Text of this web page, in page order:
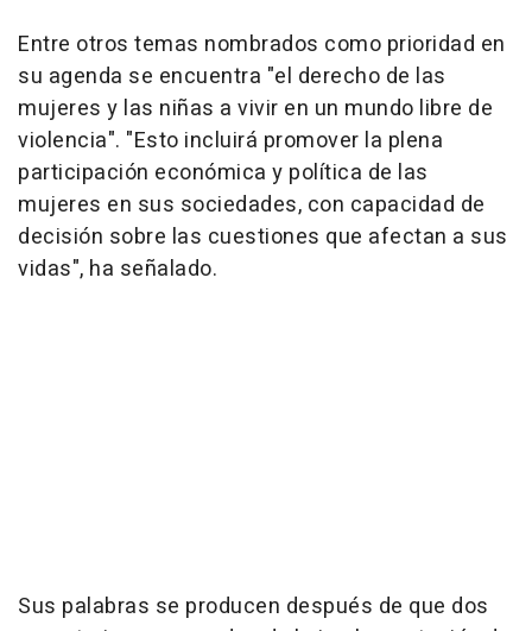
Entre otros temas nombrados como prioridad en
su agenda se encuentra "el derecho de las
mujeres y las niñas a vivir en un mundo libre de
violencia". "Esto incluirá promover la plena
participación económica y política de las
mujeres en sus sociedades, con capacidad de
decisión sobre las cuestiones que afectan a sus
vidas", ha señalado.
Sus palabras se producen después de que dos